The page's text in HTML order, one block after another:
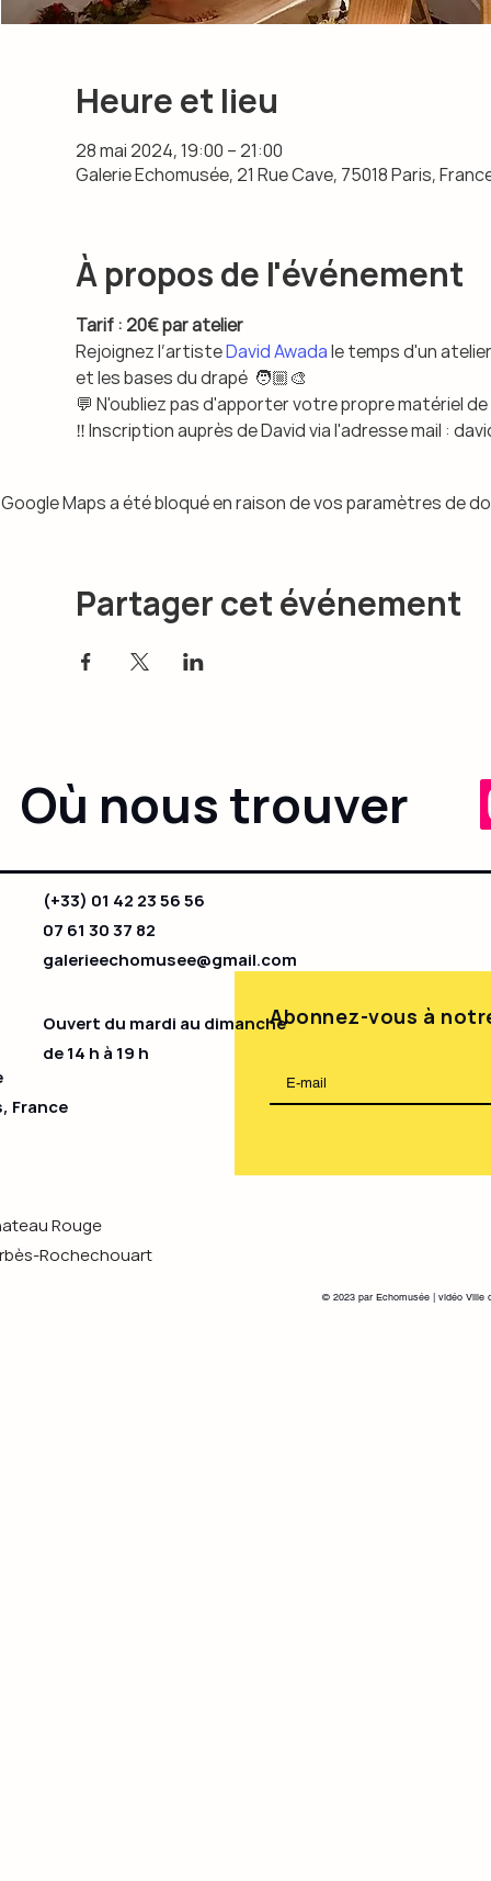
Heure et lieu
28 mai 2024, 19:00 – 21:00
Galerie Echomusée, 21 Rue Cave, 75018 Paris,
À propos de l'événement
Tarif : 20€ par atelier
Rejoignez l’artiste David Awada le temps d'un
et les bases du drapé  🧑🏼‍🎨
💬 N'oubliez pas d'apporter votre propre matériel
‼️ Inscription auprès de David via l'adresse mail :
Google Maps a été bloqué en raison de vos paramètres de
Partager cet événement
Où nous trouver
Abonnez-vous à
© 2023 par Echomusée | vidéo Ville
France
Rouge
Rochechouart
(+33) 01 42 23 56 56
07 61 30 37 82
galerieechomusee@gmail.com
Ouvert du mardi au dimanche
de 14 h à 19 h​